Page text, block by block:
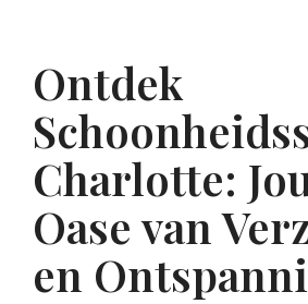
Ontdek
Charlotte:
Oase van
en